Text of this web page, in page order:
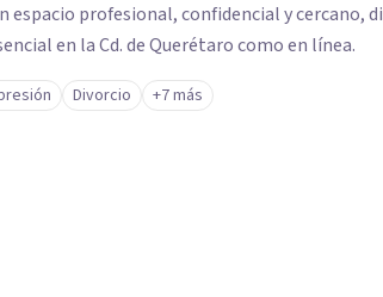
espacio profesional, confidencial y cercano,
en la Cd. de Querétaro como en línea.
Divorcio +7 más